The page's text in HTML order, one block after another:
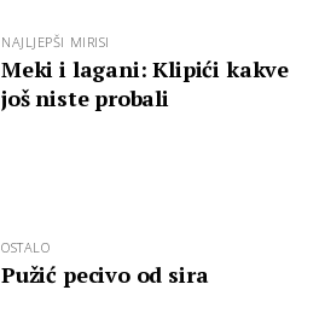
NAJLJEPŠI MIRISI
Meki i lagani: Klipići kakve
još niste probali
OSTALO
Pužić pecivo od sira